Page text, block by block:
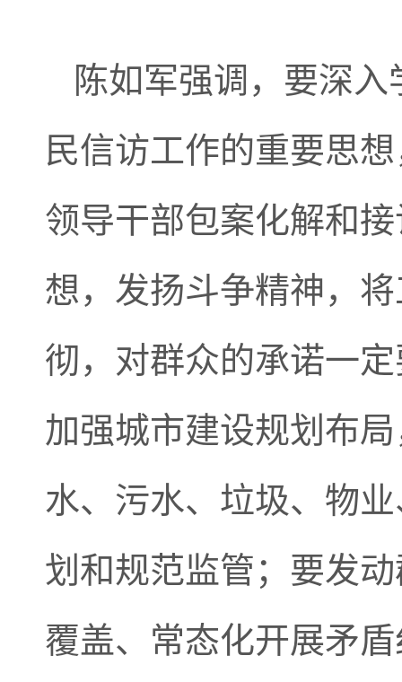
陈如军强调， 要深入
民信访工作的重要思
领导干部包案化解和
想， 发扬斗争精神，
彻， 对群众的承诺一
加强城市建设规划布
水、污水、垃圾、物
划和规范监管；要发
覆盖、常态化开展矛